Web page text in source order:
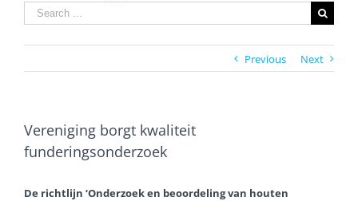
Search
for:
Previous Next
Vereniging borgt kwaliteit
funderingsonderzoek
De richtlijn ‘Onderzoek en beoordeling van houten